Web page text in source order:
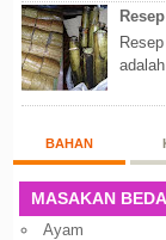
BAHAN
MASAKAN
Ayam